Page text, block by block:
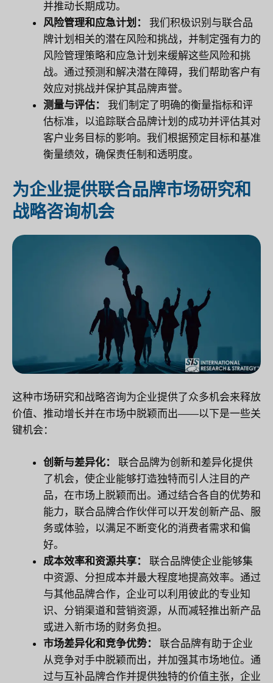
并推动长期成功。
风险管理和应急计划：
我们积极识别与联合品
牌计划相关的潜在风险和挑战，并制定强有力的
风险管理策略和应急计划来缓解这些风险和挑
战。通过预测和解决潜在障碍，我们帮助客户有
效应对挑战并保护其品牌声誉。
测量与评估：
我们制定了明确的衡量指标和评
估标准，以追踪联合品牌计划的成功并评估其对
客户业务目标的影响。我们根据预定目标和基准
衡量绩效，确保责任制和透明度。
为企业提供联合品牌市场研究和
战略咨询机会
这种市场研究和战略咨询为企业提供了众多机会来释放
价值、推动增长并在市场中脱颖而出——以下是一些关
键机会：
创新与差异化：
联合品牌为创新和差异化提供
了机会，使企业能够打造独特而引人注目的产
品，在市场上脱颖而出。通过结合各自的优势和
能力，联合品牌合作伙伴可以开发创新产品、服
务或体验，以满足不断变化的消费者需求和偏
好。
成本效率和资源共享：
联合品牌使企业能够集
中资源、分担成本并最大程度地提高效率。通过
与其他品牌合作，企业可以利用彼此的专业知
识、分销渠道和营销资源，从而减轻推出新产品
或进入新市场的财务负担。
市场差异化和竞争优势：
联合品牌有助于企业
从竞争对手中脱颖而出，并加强其市场地位。通
过与互补品牌合作并提供独特的价值主张，企业